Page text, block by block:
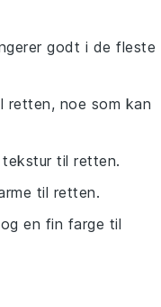
godt i de fleste
retten, noe som kan
til retten.
til retten.
en fin farge til